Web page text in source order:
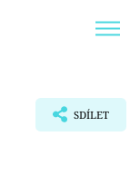
SDÍLET